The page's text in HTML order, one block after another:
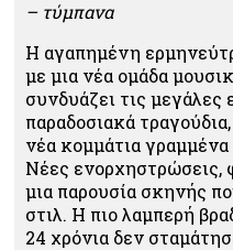
– τύμπανα
Η αγαπημένη
με μια νέα ομάδα
συνδυάζει τις μεγάλες
παραδοσιακά
νέα κομμάτια
Νέες ενορχηστρώσεις,
μια παρουσία σκηνής
στιλ. Η πιο λαμπερή
24 χρόνια δεν